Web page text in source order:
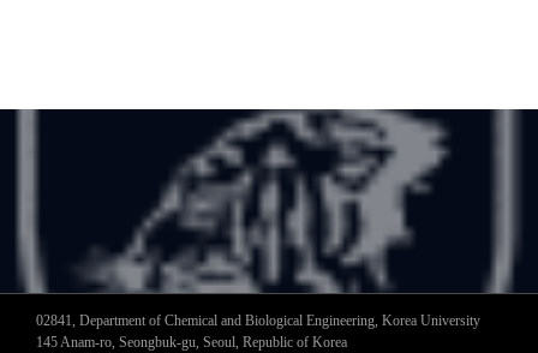
02841, Department of Chemical and Biological Engineering, Korea University
145 Anam-ro, Seongbuk-gu, Seoul, Republic of Korea